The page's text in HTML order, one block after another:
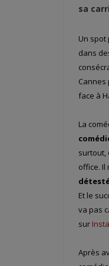
sa
Un
dans
face à
La
surtout,
office. Il
Et le
va pas
sur
Après